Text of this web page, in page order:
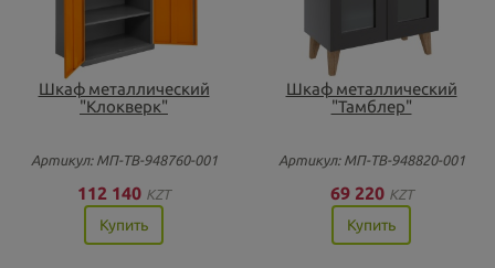
Шкаф металлический
"Клокверк"
Артикул: МП-ТВ-948760-001
112 140 KZT
Купить
Шкаф металлический
"Тамблер"
Артикул: МП-ТВ-948820-001
69 220 KZT
Купить